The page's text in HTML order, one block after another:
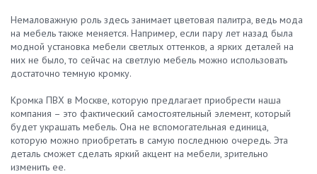
Немаловажную роль здесь занимает цветовая палитра, ведь мода
на мебель также меняется. Например, если пару лет назад была
модной установка мебели светлых оттенков, а ярких деталей на
них не было, то сейчас на светлую мебель можно использовать
достаточно темную кромку.
Кромка ПВХ в Москве, которую предлагает приобрести наша
компания – это фактический самостоятельный элемент, который
будет украшать мебель. Она не вспомогательная единица,
которую можно приобретать в самую последнюю очередь. Эта
деталь сможет сделать яркий акцент на мебели, зрительно
изменить ее.